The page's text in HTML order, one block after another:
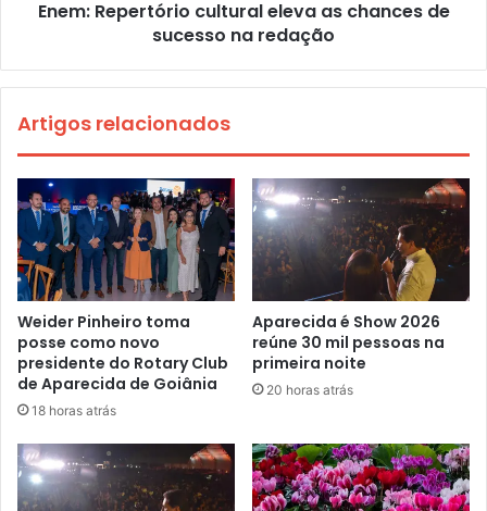
Enem: Repertório cultural eleva as chances de
sucesso na redação
Artigos relacionados
Weider Pinheiro toma
posse como novo
presidente do Rotary Club
de Aparecida de Goiânia
18 horas atrás
Aparecida é Show 2026
reúne 30 mil pessoas na
primeira noite
20 horas atrás